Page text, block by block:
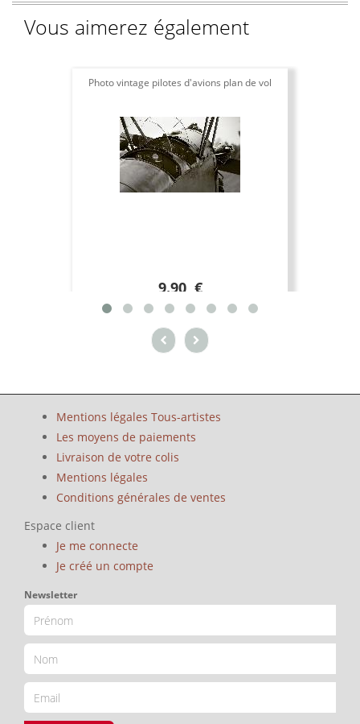
Vous aimerez également
Photo vintage pilotes d'avions plan de vol
9.90 €
Mentions légales Tous-artistes
Les moyens de paiements
Livraison de votre colis
Mentions légales
Conditions générales de ventes
Espace client
Je me connecte
Je créé un compte
Newsletter